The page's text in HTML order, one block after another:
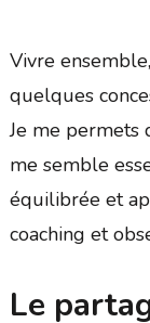
Vivre
quelques
Je me permets
me semble
équilibrée et
coaching et
Le